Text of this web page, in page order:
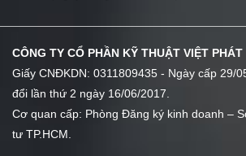
CÔNG TY CỔ PHẦN KỸ THUẬT VIỆT PHÁT
Giấy CNĐKDN: 0311809435 - Ngày cấp 29/
đổi lần thứ 2 ngày 16/06/2017.
Cơ quan cấp: Phòng Đăng ký kinh doanh –
tư TP.HCM.